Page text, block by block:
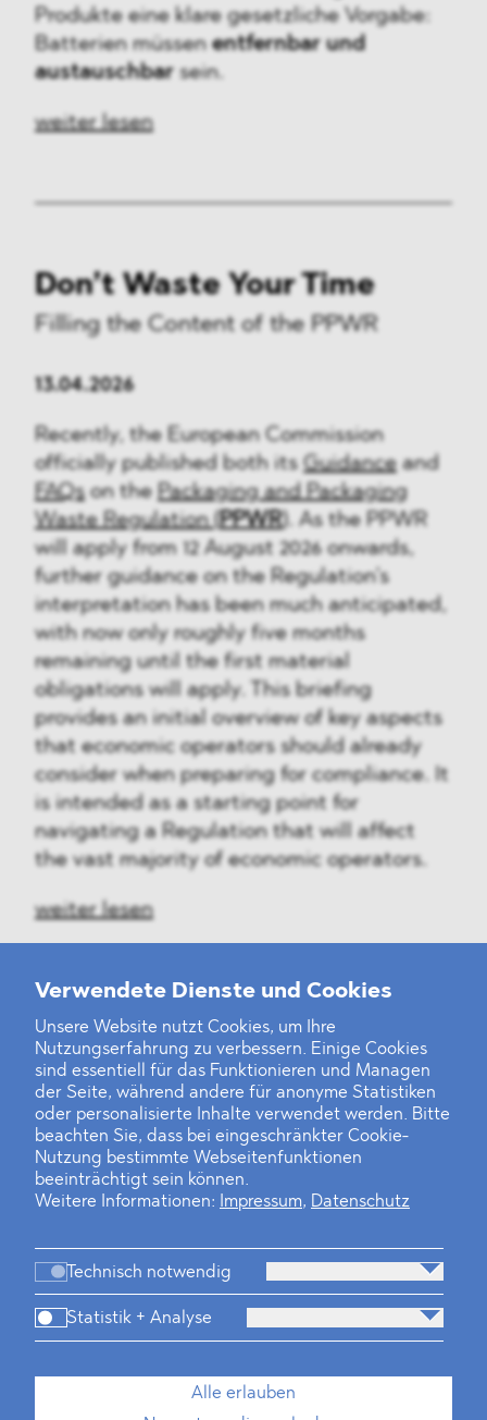
Verwendete Dienste und Cookies
Unsere Website nutzt Cookies, um Ihre
Nutzungserfahrung zu verbessern. Einige Cookies
sind essentiell für das Funktionieren und Managen
der Seite, während andere für anonyme Statistiken
oder personalisierte Inhalte verwendet werden. Bitte
beachten Sie, dass bei eingeschränkter Cookie-
Nutzung bestimmte Webseitenfunktionen
beeinträchtigt sein können.
Weitere Informationen:
Impressum, Datenschutz
Technisch notwendig
Statistik + Analyse
Alle erlauben
Produkte eine klare gesetzliche Vorgabe:
Batterien müssenentfernbar und
austauschbarsein.
weiter lesen
Don’t Waste Your Time
Filling the Content of the PPWR
13.04.2026
Recently, the European Commission
officially published both its Guidanceand
FAQson the Packaging and Packaging
Waste Regulation ( PPWR)
. As the PPWR
will apply from 12 August 2026 onwards,
further guidance on the Regulation’s
interpretation has been much anticipated,
with now only roughly five months
remaining until the first material
obligations will apply. This briefing
provides an initial overview of key aspects
that economic operators should already
consider when preparing for compliance. It
is intended as a starting point for
navigating a Regulation that will affect
the vast majority of economic operators.
weiter lesen
‹12345
Standorte